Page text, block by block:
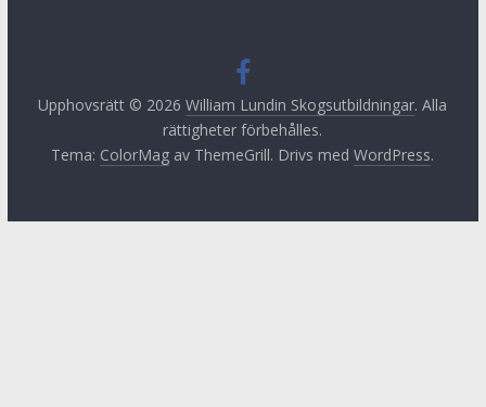
Upphovsrätt © 2026William Lundin Skogsutbildningar. Alla
rättigheter förbehålles.
Tema: ColorMag av ThemeGrill. Drivs medWordPress.